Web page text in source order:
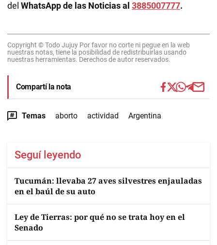
del WhatsApp de las Noticias al 3885007777.
Copyright © Todo Jujuy Por favor no corte ni pegue en la web
nuestras notas, tiene la posibilidad de redistribuirlas usando
nuestras herramientas. Derechos de autor reservados.
Compartí la nota
Temas aborto actividad Argentina
Seguí leyendo
Tucumán: llevaba 27 aves silvestres enjauladas
en el baúl de su auto
Ley de Tierras: por qué no se trata hoy en el
Senado